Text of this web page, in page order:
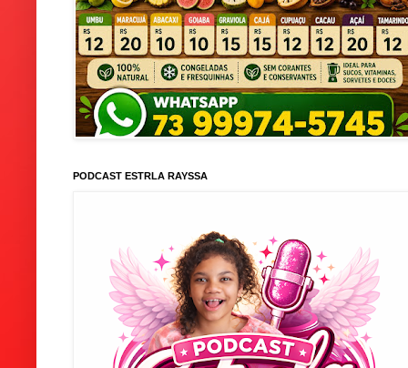
PODCAST ESTRLA RAYSSA